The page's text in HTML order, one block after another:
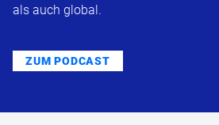
als auch global.
ZUM PODCAST